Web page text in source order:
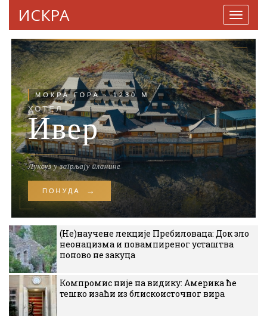
ИСКРА
(Не)научене лекције Пребиловаца: Док зло
неонацизма и повампиреног усташтва
поново не закуца
Компромис није на видику: Америка ће
тешко изаћи из блискоисточног вира